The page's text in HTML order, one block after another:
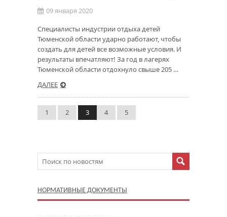
09 января 2020
Специалисты индустрии отдыха детей
Тюменской области ударно работают, чтобы
создать для детей все возможные условия. И
результаты впечатляют! За год в лагерях
Тюменской области отдохнуло свыше 205 …
ДАЛЕЕ
1 2 3 4 5
НОРМАТИВНЫЕ ДОКУМЕНТЫ